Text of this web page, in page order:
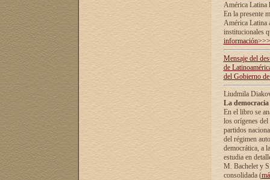
América Latina
En la presente
América Latina
institucionales
información>>>
Mensaje del
de
del Gobierno
Liudmila
La
En el libro se
los orígenes
partidos
del régimen
democrática, а
estudia en
М. Bachelet у
consolidada (